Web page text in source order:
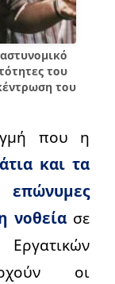
του
του
που η
και τα
νοθείασε
οι